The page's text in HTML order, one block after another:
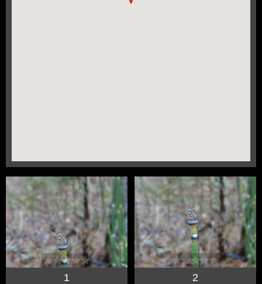
1
2